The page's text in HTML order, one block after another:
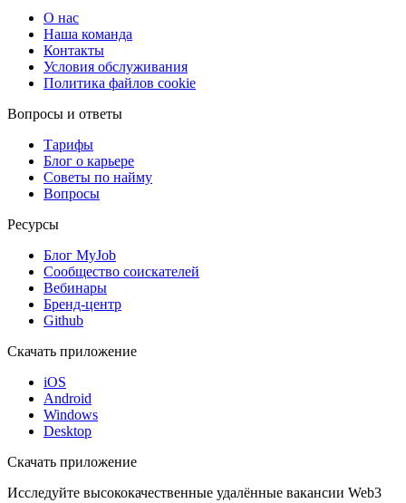
О нас
Наша команда
Контакты
Условия обслуживания
Политика файлов cookie
Вопросы и ответы
Тарифы
Блог о карьере
Советы по найму
Вопросы
Ресурсы
Блог MyJob
Сообщество соискателей
Вебинары
Бренд-центр
Github
Скачать приложение
iOS
Android
Windows
Desktop
Скачать приложение
Исследуйте высококачественные удалённые вакансии Web3